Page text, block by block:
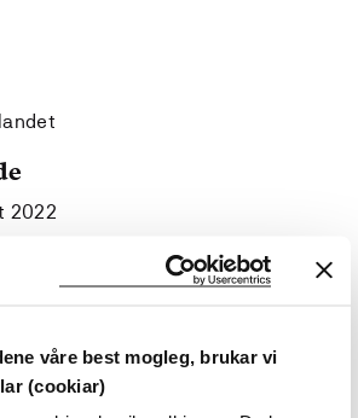
våre best mogleg, brukar vi
(cookiar)
2022
studien er å øke kunnskapsnivået
og sykdom blant